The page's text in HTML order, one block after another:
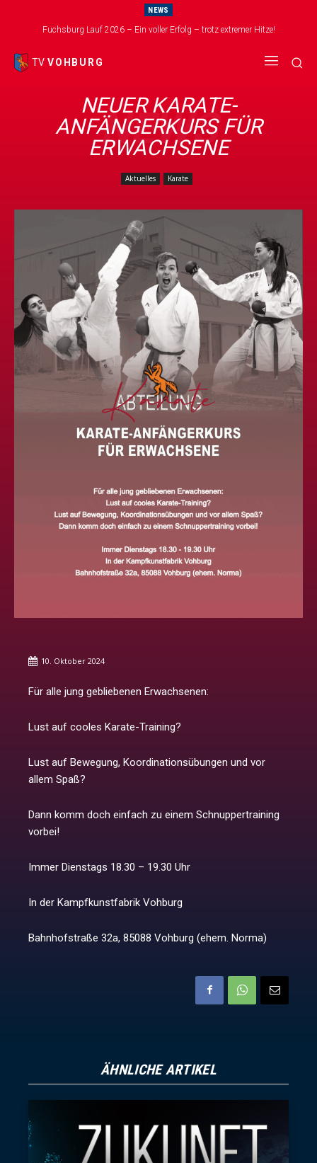
NEWS
Fuchsburg Lauf 2026 – Ein voller Erfolg – trotz extremer Hitze!
TV VOHBURG
NEWS
NEUER KARATE-
ANFÄNGERKURS FÜR
ERWACHSENE
Aktuelles Karate
10. Oktober 2024
Für alle jung gebliebenen Erwachsenen:
Lust auf cooles Karate-Training?
Lust auf Bewegung, Koordinationsübungen und vor
allem Spaß?
Dann komm doch einfach zu einem Schnuppertraining
vorbei!
Immer Dienstags 18.30 – 19.30 Uhr
In der Kampfkunstfabrik Vohburg
Bahnhofstraße 32a, 85088 Vohburg (ehem. Norma)
ÄHNLICHE ARTIKEL